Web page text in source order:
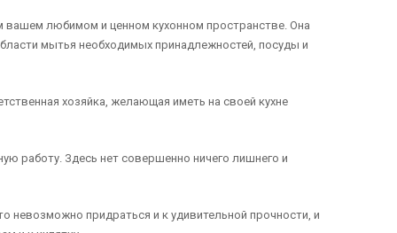
вашем любимом и ценном кухонном пространстве. Она
мытья необходимых принадлежностей, посуды и
хозяйка, желающая иметь на своей кухне
работу. Здесь нет совершенно ничего лишнего и
невозможно придраться и к удивительной прочности, и